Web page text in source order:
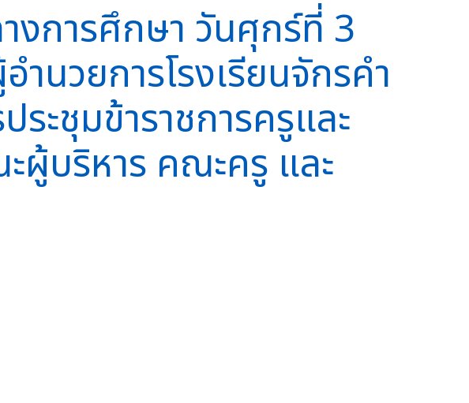
งการศึกษา วันศุกร์ที่ 3
นวยการโรงเรียนจักรคำ
ะชุมข้าราชการครูและ
ผู้บริหาร คณะครู และ